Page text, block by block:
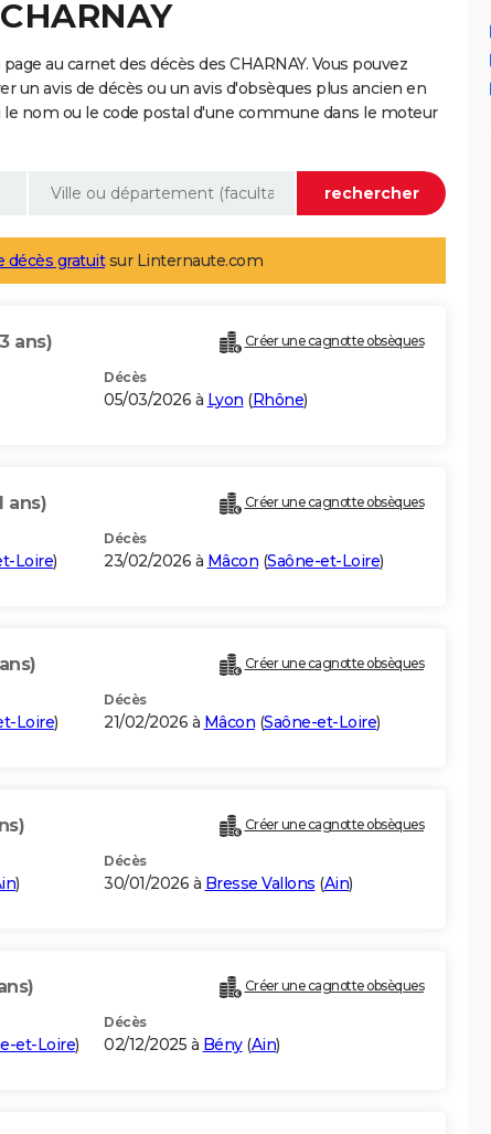
au carnet des décès des CHARNAY. Vous pouvez
un avis de décès ou un avis d'obsèques plus ancien en
nom ou le code postal d'une commune dans le moteur
décès gratuitsur Linternaute.com
ans) Créer une cagnotte obsèques
Décès
05/03/2026 à Lyon (Rhône)
ans) Créer une cagnotte obsèques
Loire)
Décès
23/02/2026 à Mâcon (Saône-et-Loire)
Créer une cagnotte obsèques
Loire)
Décès
21/02/2026 à Mâcon (Saône-et-Loire)
Créer une cagnotte obsèques
)
Décès
30/01/2026 à Bresse Vallons (Ain)
Créer une cagnotte obsèques
et-Loire)
Décès
02/12/2025 à Bény(Ain)